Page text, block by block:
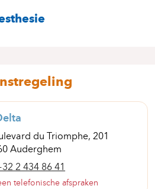
du Triomphe, 201
Auderghem
2 434 86 41
telefonische afspraken